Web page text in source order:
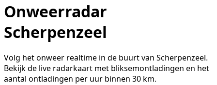
Onweerradar
Scherpenzeel
Volg het onweer realtime in de buurt van Scherpenzeel.
Bekijk de live radarkaart met bliksemontladingen en het
aantal ontladingen per uur binnen 30 km.